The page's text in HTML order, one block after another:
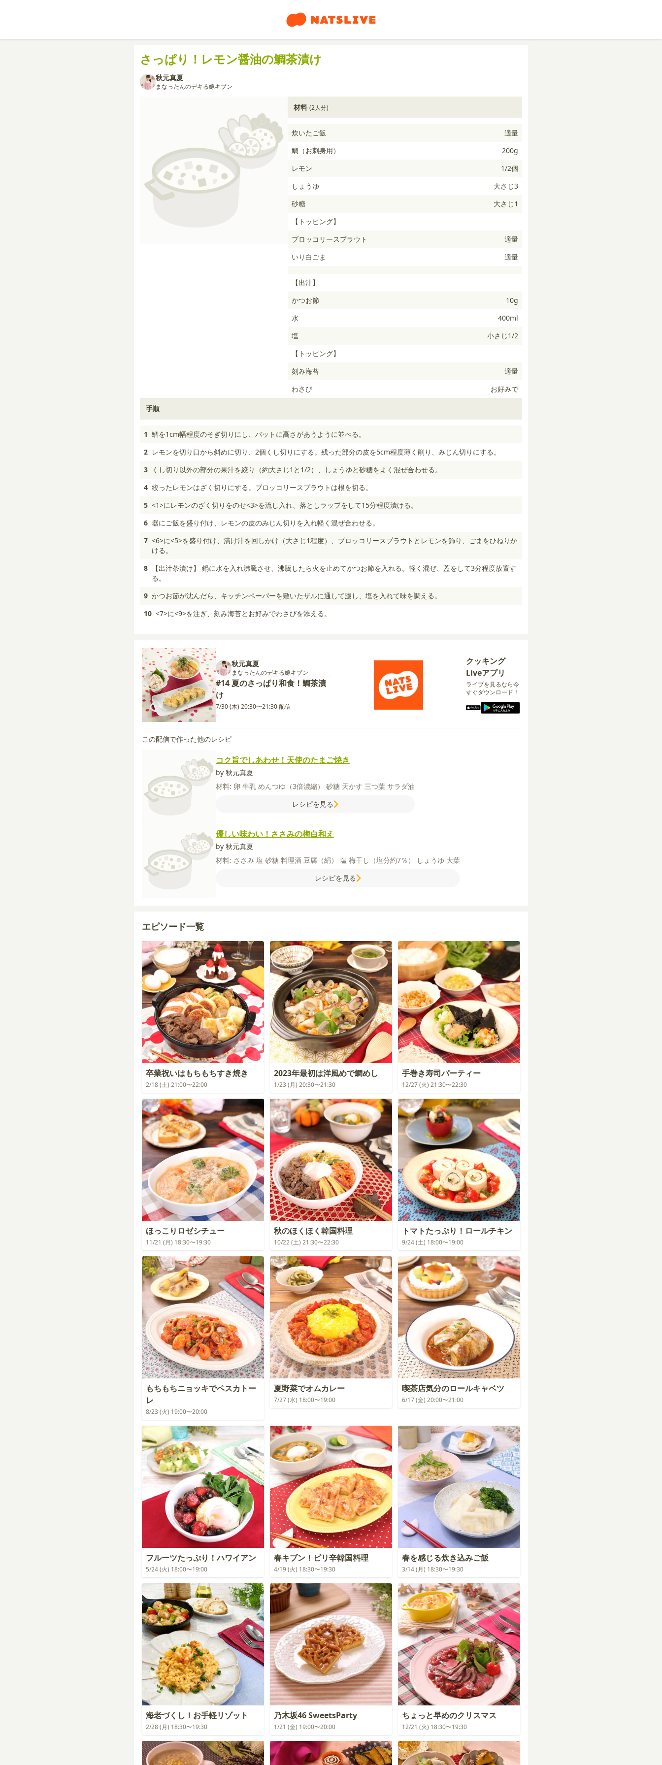
さっぱり！レモン醤油の鯛茶漬け
秋元真夏
まなったんのデキる嫁キブン
材料 (2人分)
炊いたご飯
適量
鯛（お刺身用）
200g
レモン
1/2個
しょうゆ
大さじ3
砂糖
大さじ1
【トッピング】
ブロッコリースプラウト
適量
いり白ごま
適量
【出汁】
かつお節
10g
水
400ml
塩
小さじ1/2
【トッピング】
刻み海苔
適量
わさび
お好みで
手順
1 鯛を1cm幅程度のそぎ切りにし、バットに高さがあうように並べる。
2 レモンを切り口から斜めに切り、2個くし切りにする。残った部分の皮を5cm程度薄く削り、みじん切りにする。
3 くし切り以外の部分の果汁を絞り（約大さじ1と1/2）、しょうゆと砂糖をよく混ぜ合わせる。
4 絞ったレモンはざく切りにする。ブロッコリースプラウトは根を切る。
5 <1>にレモンのざく切りをのせ<3>を流し入れ、落としラップをして15分程度漬ける。
6 器にご飯を盛り付け、レモンの皮のみじん切りを入れ軽く混ぜ合わせる。
7 <6>に<5>を盛り付け、漬け汁を回しかけ（大さじ1程度）、ブロッコリースプラウトとレモンを飾り、ごまをひねりか
ける。
8
【出汁茶漬け】 鍋に水を入れ沸騰させ、沸騰したら火を止めてかつお節を入れる。軽く混ぜ、蓋をして3分程度放置す
る。
9 かつお節が沈んだら、キッチンペーパーを敷いたザルに通して濾し、塩を入れて味を調える。
10 <7>に<9>を注ぎ、刻み海苔とお好みでわさびを添える。
秋元真夏
まなったんのデキる嫁キブン
#14 夏のさっぱり和食！鯛茶漬
け
7/30 (木) 20:30〜21:30 配信
クッキング
Liveアプリ
ライブを見るなら今
すぐダウンロード！
この配信で作った他のレシピ
コク旨でしあわせ！天使のたまご焼き
by 秋元真夏
材料: 卵 牛乳 めんつゆ（3倍濃縮） 砂糖 天かす 三つ葉 サラダ油
レシピを見る
優しい味わい！ささみの梅白和え
by 秋元真夏
材料: ささみ 塩 砂糖 料理酒 豆腐（絹） 塩 梅干し（塩分約7％） しょうゆ 大葉
レシピを見る
エピソード一覧
卒業祝いはもちもちすき焼き
2/18 (土) 21:00〜22:00
2023年最初は洋風めで鯛めし
1/23 (月) 20:30〜21:30
手巻き寿司パーティー
12/27 (火) 21:30〜22:30
ほっこりロゼシチュー
11/21 (月) 18:30〜19:30
秋のほくほく韓国料理
10/22 (土) 21:30〜22:30
トマトたっぷり！ロールチキン
9/24 (土) 18:00〜19:00
もちもちニョッキでペスカトー
レ
8/23 (火) 19:00〜20:00
夏野菜でオムカレー
7/27 (水) 18:00〜19:00
喫茶店気分のロールキャベツ
6/17 (金) 20:00〜21:00
フルーツたっぷり！ハワイアン
5/24 (火) 18:00〜19:00
春キブン！ピリ辛韓国料理
4/19 (火) 18:30〜19:30
春を感じる炊き込みご飯
3/14 (月) 18:30〜19:30
海老づくし！お手軽リゾット
2/28 (月) 18:30〜19:30
乃木坂46 SweetsParty
1/21 (金) 19:00〜20:00
ちょっと早めのクリスマス
12/21 (火) 18:30〜19:30